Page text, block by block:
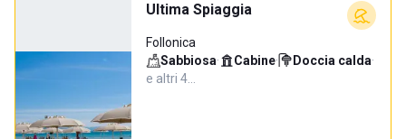
Ultima Spiaggia
Follonica
Sabbiosa· Cabine· Doccia calda·
e altri 4…